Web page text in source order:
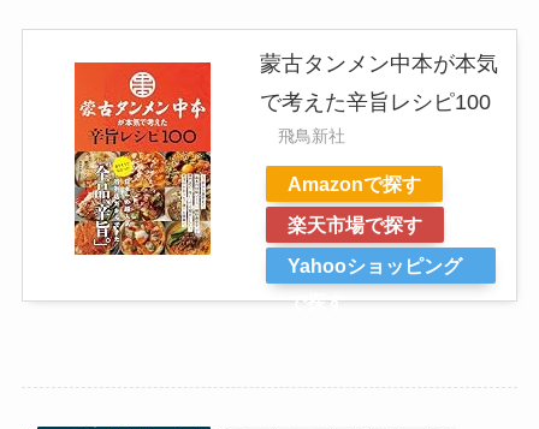
蒙古タンメン中本が本気
で考えた辛旨レシピ100
飛鳥新社
Amazonで探す
楽天市場で探す
Yahooショッピング
で探す